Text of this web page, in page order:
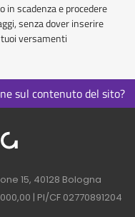
scadenza e procedere
senza dover inserire
versamenti
sul contenuto del sito?
nel
nel footer
15, 40128 Bologna
| PI/CF 02770891204